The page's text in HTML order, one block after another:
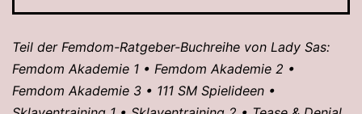
Teil der Femdom-Ratgeber-Buchreihe von Lady Sas:
Femdom Akademie 1 • Femdom Akademie 2 •
Femdom Akademie 3 • 111 SM Spielideen •